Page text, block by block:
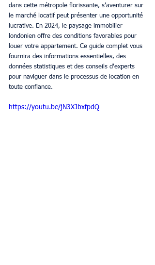
dans cette métropole florissante, s’aventurer sur
le marché locatif peut présenter une opportunité
lucrative. En 2024, le paysage immobilier
londonien offre des conditions favorables pour
louer votre appartement. Ce guide complet vous
fournira des informations essentielles, des
données statistiques et des conseils d'experts
pour naviguer dans le processus de location en
toute confiance.
https://youtu.be/jN3XJbxfpdQ